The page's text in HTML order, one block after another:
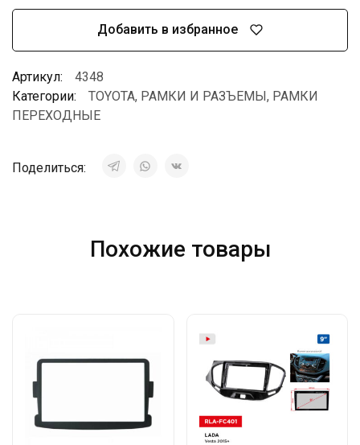
Добавить в избранное
Артикул:
4348
Категории:
TOYOTA, РАМКИ И РАЗЪЕМЫ, РАМКИ
ПЕРЕХОДНЫЕ
Поделиться:
Похожие товары